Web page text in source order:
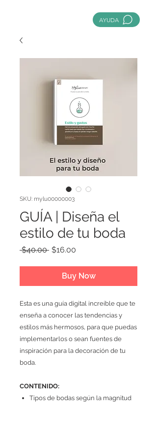
AYUDA
SKU: mylu00000003
GUÍA | Diseña el
estilo de tu boda
$40.00 Regular
$16.00
Buy Now
Esta es una guía digital increíble que te
enseña a conocer las tendencias y
estilos más hermosos, para que puedas
implementarlos o sean fuentes de
inspiración para la decoración de tu
boda.
CONTENIDO:
Tipos de bodas según la magnitud